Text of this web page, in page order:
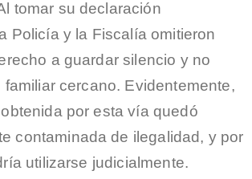
tomar su declaración
Policía y la Fiscalía omitieron
a guardar silencio y no
familiar cercano. Evidentemente,
por esta vía quedó
contaminada de ilegalidad, y por
utilizarse judicialmente.